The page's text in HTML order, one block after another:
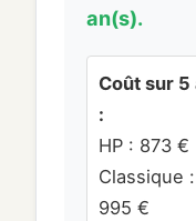
an(s).
Coût sur 5
:
HP : 873 €
Classique :
995 €